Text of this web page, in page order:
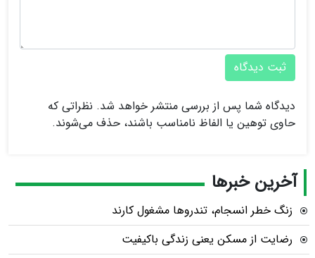
ثبت دیدگاه
دیدگاه شما پس از بررسی منتشر خواهد شد. نظراتی که
حاوی توهین یا الفاظ نامناسب باشند، حذف می‌شوند.
آخرین خبرها
زنگ خطر انسجام، تندروها مشغول کارند
رضایت از مسکن یعنی زندگی باکیفیت